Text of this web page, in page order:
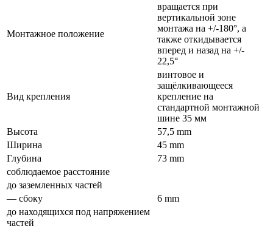
Монтажное положение
вращается при
вертикальной зоне
монтажа на +/-180°, а
также откидывается
вперед и назад на +/-
22,5°
Вид крепления
винтовое и
защёлкивающееся
крепление на
стандартной монтажной
шине 35 мм
Высота
57,5 mm
Ширина
45 mm
Глубина
73 mm
соблюдаемое расстояние
до заземленных частей
— сбоку
6 mm
до находящихся под напряжением
частей